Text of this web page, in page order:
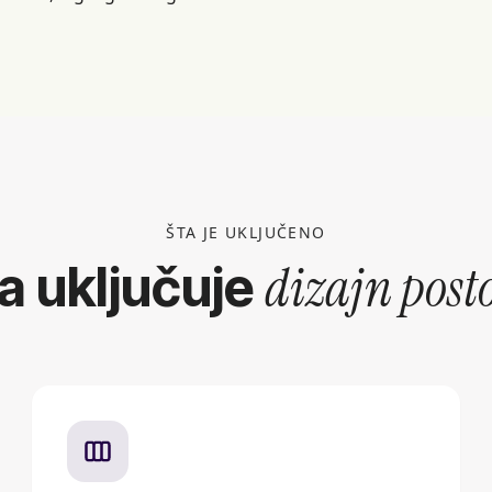
ŠTA JE UKLJUČENO
uključujedizajn